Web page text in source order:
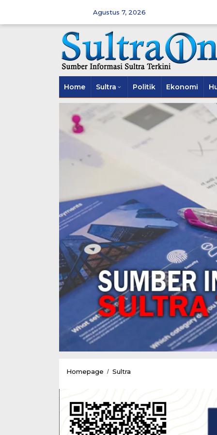
Agustus 7, 2026
Home Sultra Politik Ekonomi
Homepage / Sultra
Bantuan
yang
Terdampak
Bencana